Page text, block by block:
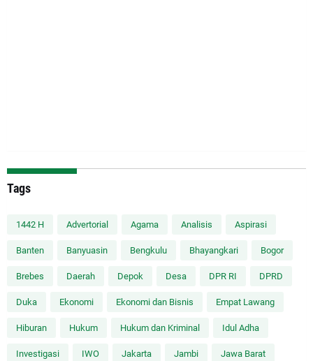
Tags
1442 H Advertorial Agama Analisis Aspirasi
Banten Banyuasin Bengkulu Bhayangkari Bogor
Brebes Daerah Depok Desa DPR RI DPRD
Duka Ekonomi Ekonomi dan Bisnis Empat Lawang
Hiburan Hukum Hukum dan Kriminal Idul Adha
Investigasi IWO Jakarta Jambi Jawa Barat